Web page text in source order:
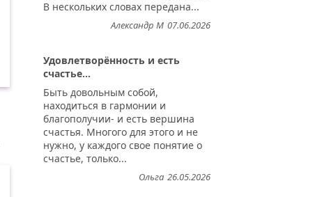
В нескольких словах передана...
07.06.2026
Александр М
Удовлетворённость и есть
счастье...
Быть довольным собой,
находиться в гармонии и
благополучии- и есть вершина
счастья. Многого для этого и не
нужно, у каждого свое понятие о
счастье, только...
26.05.2026
Ольга